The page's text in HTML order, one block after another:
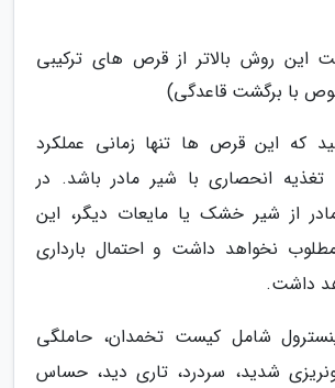
این روش بالاتر از قرص های ترکیبی
با برگشت قاعدگی)
که این قرص ها تنها زمانی عملکرد
تغذیه انحصاری با شیر مادر باشد. در
از شیر خشک یا مایعات دیگر، این
نخواهد داشت و احتمال بارداری
داشت.
شامل کیست تخمدان، حاملگی
شدید، سردرد، تاری دید، حساس